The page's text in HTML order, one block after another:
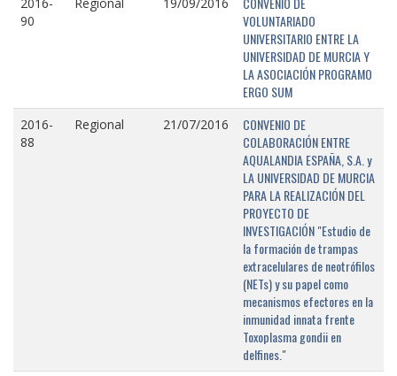
90
VOLUNTARIADO
UNIVERSITARIO ENTRE LA
UNIVERSIDAD DE MURCIA Y
LA ASOCIACIÓN PROGRAMO
ERGO SUM
2016-
88
Regional 21/07/2016
CONVENIO DE
COLABORACIÓN ENTRE
AQUALANDIA ESPAÑA, S.A. y
LA UNIVERSIDAD DE MURCIA
PARA LA REALIZACIÓN DEL
PROYECTO DE
INVESTIGACIÓN "Estudio de
la formación de trampas
extracelulares de neotrófilos
(NETs) y su papel como
mecanismos efectores en la
inmunidad innata frente
Toxoplasma gondii en
delfines."